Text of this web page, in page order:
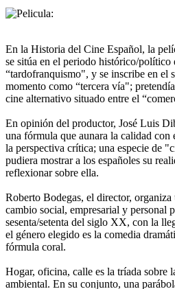
En la Historia del Cine Español, la
se sitúa en el periodo histórico/político
“tardofranquismo", y se inscribe en el
momento como “tercera vía";
cine alternativo situado entre el
En opinión del productor, José Luis
una fórmula que aunara la calidad
la perspectiva crítica; una especie de
pudiera mostrar a los españoles su
reflexionar sobre ella.
Roberto Bodegas, el director,
cambio social, empresarial y personal
sesenta/setenta del siglo XX, con la
el género elegido es la comedia
fórmula coral.
Hogar, oficina, calle es la tríada sobre
ambiental. En su conjunto, una